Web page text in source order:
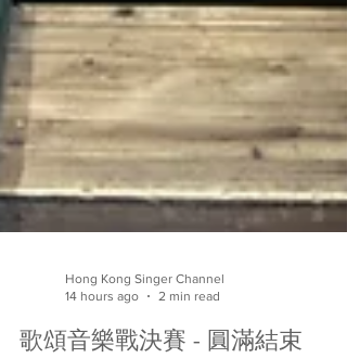
14 hours ago
2 min read